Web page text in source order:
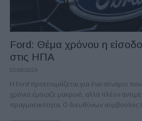
Ford: Θέμα χρόνου η
στις ΗΠΑ
03/08/2026
Η Ford προετοιμάζεται για ένα σενάριο
χρόνια έμοιαζε μακρινό, αλλά πλέον
πραγματικότητα. Ο διευθύνων σύμβουλος